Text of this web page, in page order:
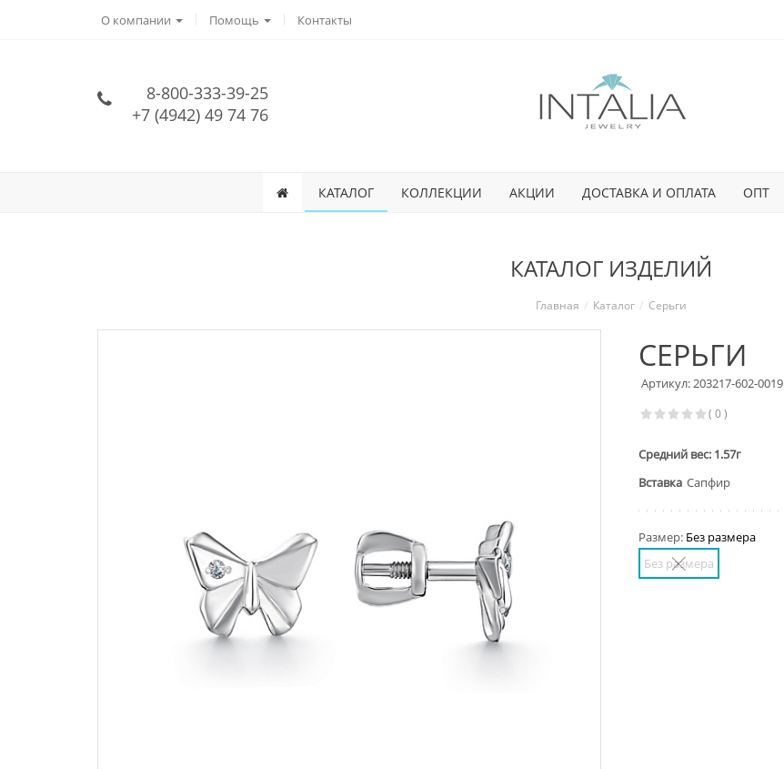
О компании Помощь Контакты
8-800-333-39-25
+7 (4942) 49 74 76
КАТАЛОГ КОЛЛЕКЦИИ АКЦИИ ДОСТАВКА И ОПЛАТА ОПТ
КАТАЛОГ ИЗДЕЛИЙ
Главная Каталог Серьги
СЕРЬГИ
Артикул: 203217-602-0019
( 0 )
Средний вес: 1.57г
Вставка Сапфир
Размер: Без размера
Без размера